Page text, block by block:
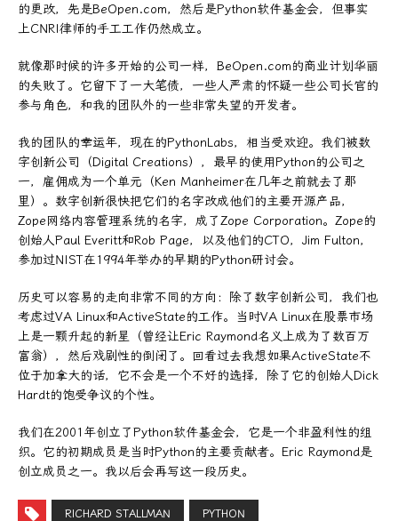
的更改，先是BeOpen.com，然后是Python软件基金会，但事实
上CNRI律师的手工工作仍然成立。
就像那时候的许多开始的公司一样，BeOpen.com的商业计划华丽
的失败了。它留下了一大笔债，一些人严肃的怀疑一些公司长官的
参与角色，和我的团队外的一些非常失望的开发者。
我的团队的幸运年，现在的PythonLabs，相当受欢迎。我们被数
字创新公司（Digital Creations），最早的使用Python的公司之
一，雇佣成为一个单元（Ken Manheimer在几年之前就去了那
里）。数字创新很快把它们的名字改成他们的主要开源产品，
Zope网络内容管理系统的名字，成了Zope Corporation。Zope的
创始人Paul Everitt和Rob Page，以及他们的CTO，Jim Fulton，
参加过NIST在1994年举办的早期的Python研讨会。
历史可以容易的走向非常不同的方向：除了数字创新公司，我们也
考虑过VA Linux和ActiveState的工作。当时VA Linux在股票市场
上是一颗升起的新星（曾经让Eric Raymond名义上成为了数百万
富翁），然后戏剧性的倒闭了。回看过去我想如果ActiveState不
位于加拿大的话，它不会是一个不好的选择，除了它的创始人Dick
Hardt的饱受争议的个性。
我们在2001年创立了Python软件基金会，它是一个非盈利性的组
织。它的初期成员是当时Python的主要贡献者。Eric Raymond是
创立成员之一。我以后会再写这一段历史。
RICHARD STALLMAN PYTHON